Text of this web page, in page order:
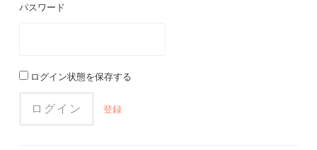
パスワード
ログイン状態を保存する
登録